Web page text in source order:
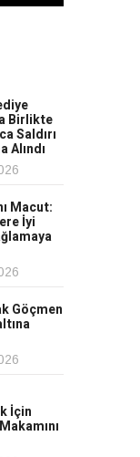
Birlikte
Saldırı
Alındı
Macut:
İyi
Göçmen
İçin